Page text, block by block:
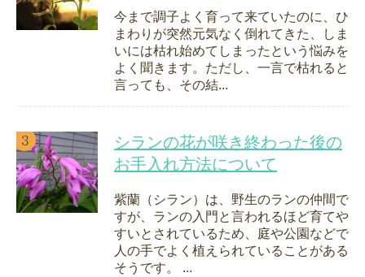
今まで調子よく育って来ていたのに、ひ
まわりが突然元気なく倒れてきた、しま
いには枯れ始めてしまったという悩みを
よく聞きます。ただし、一言で枯れると
言っても、その結...
シランの花が咲き終わった後の
お手入れ方法について
紫蘭（シラン）は、野生のランの仲間で
すが、ランの入門と言われるほど育てや
すいとされているため、庭や公園などで
人の手でよく植えられていることがある
そうです。 ...